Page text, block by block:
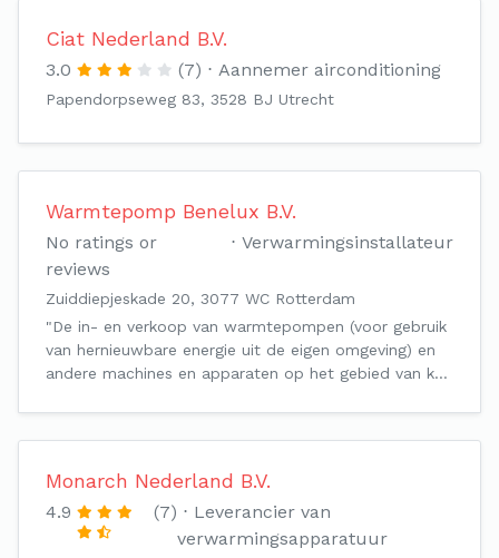
Ciat Nederland B.V.
3.0 (7) Aannemer airconditioning
Papendorpseweg 83, 3528 BJ Utrecht
Warmtepomp Benelux B.V.
No ratings or
reviews
Verwarmingsinstallateur
Zuiddiepjeskade 20, 3077 WC Rotterdam
"De in- en verkoop van warmtepompen (voor gebruik
van hernieuwbare energie uit de eigen omgeving) en
andere machines en apparaten op het gebied van k…
Monarch Nederland B.V.
4.9 (7)
Leverancier van
verwarmingsapparatuur